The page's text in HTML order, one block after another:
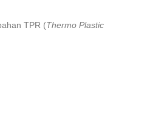
TPR (Thermo Plastic